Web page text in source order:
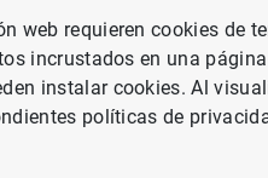
(51KB)
web requieren cookies de
incrustados en una
instalar cookies. Al
políticas de